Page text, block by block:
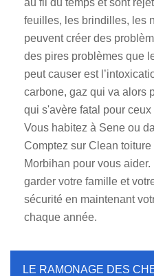
au fil du temps et sont
feuilles, les brindilles, les
peuvent créer des
des pires problèmes que
peut causer est
carbone, gaz qui va alors
qui s'avère fatal pour
Vous habitez à Sene ou
Comptez sur Clean
Morbihan pour vous
garder votre famille et
sécurité en maintenant
chaque année.
LE RAMONAGE DES